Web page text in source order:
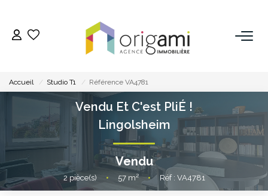
ACHETER
LOUER
VENDRE
Accueil Studio T1 Référence VA4781
Vendu Et C'est PliÉ !
Lingolsheim
Vendu
2 pièce(s) • 57m² • Réf : VA4781